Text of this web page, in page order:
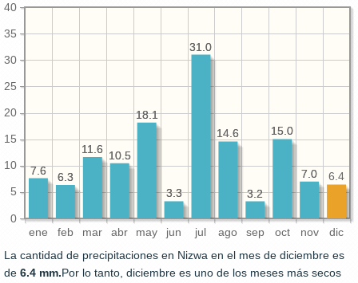
ene feb mar abr may jun jul ago sep oct nov dic
0
5
10
15
20
25
30
35
40
7.0
15.0
3.2
14.6
31.0
3.3
18.1
10.5
11.6
6.3
7.6
6.4
7.0
15.0
3.2
14.6
31.0
3.3
18.1
10.5
11.6
6.3
7.6
La cantidad de precipitaciones en Nizwa en el mes de diciembre es
de 6.4 mm.Por lo tanto, diciembre es uno de los meses más secos